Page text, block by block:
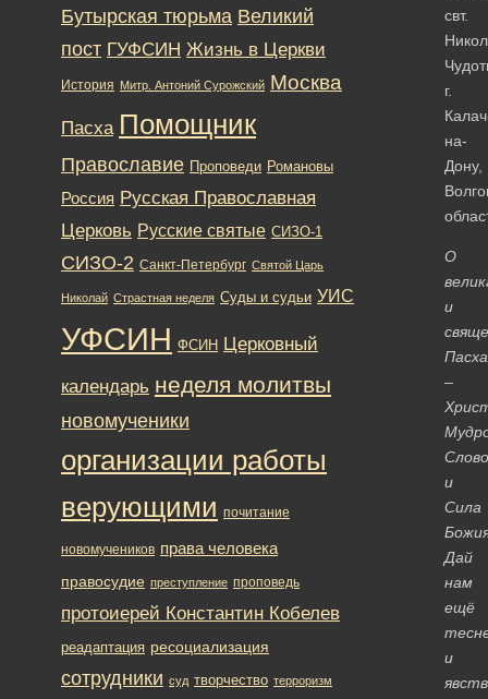
свт.
г.
на-
Дону,
О
и
Пасха
–
Слово
и
Сила
Дай
нам
ещё
и
Бутырская тюрьма Великий
пост ГУФСИН Жизнь в Церкви
История Митр. Антоний Сурожский Москва
Пасха Помощник
Православие Проповеди Романовы
Россия Русская Православная
Церковь Русские святые СИЗО-1
СИЗО-2 Санкт-Петербург Святой Царь
Николай Страстная неделя Суды и судьи УИС
УФСИН ФСИН Церковный
календарь неделя молитвы
новомученики
организации работы
верующими почитание
новомучеников права человека
правосудие преступление проповедь
протоиерей Константин Кобелев
реадаптация ресоциализация
сотрудники суд творчество терроризм